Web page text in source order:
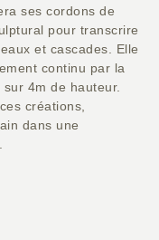
ses cordons de
pour transcrire
et cascades. Elle
continu par la
4m de hauteur.
créations,
dans une